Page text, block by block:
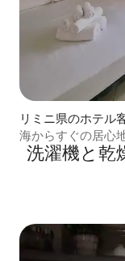
リミニ県のホテル
海からすぐの居心
洗濯機と乾